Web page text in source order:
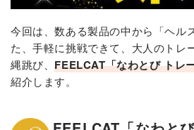
今回は、数ある製品の中から「ヘル
た、手軽に挑戦できて、大人のトレ
縄跳び、FEELCAT「なわとび トレ
紹介します。